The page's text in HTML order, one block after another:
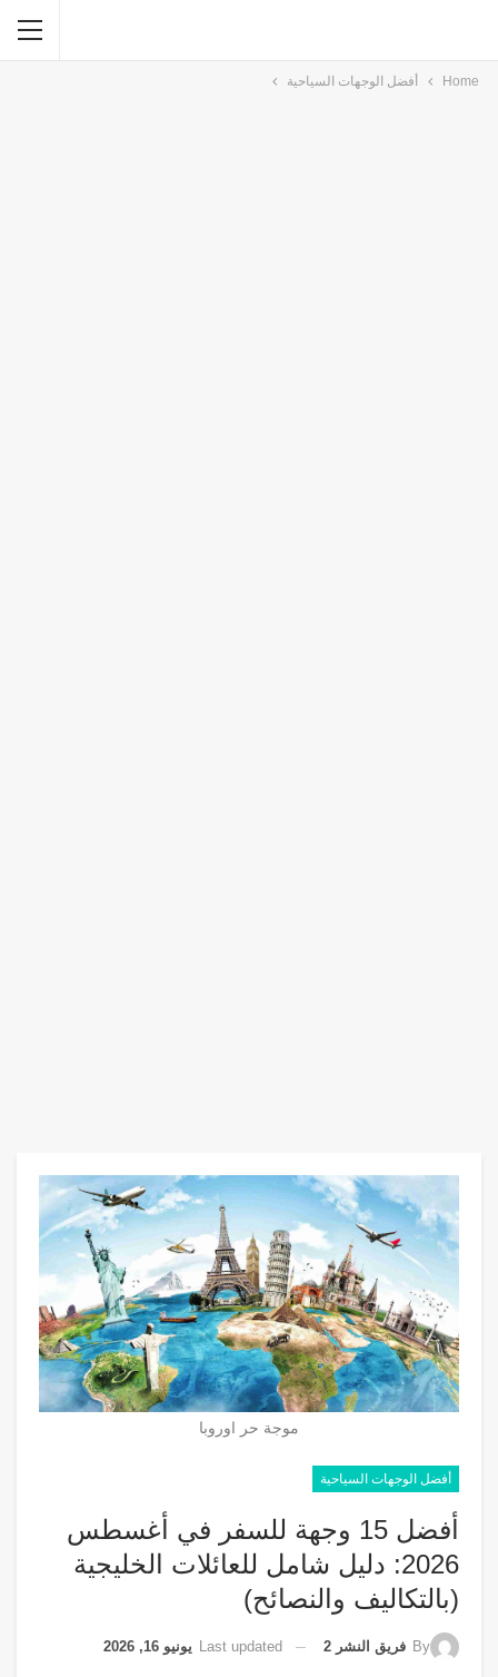
Home أفضل الوجهات السياحية
موجة حر اوروبا
أفضل الوجهات السياحية
أفضل 15 وجهة للسفر في أغسطس
2026: دليل شامل للعائلات الخليجية
(بالتكاليف والنصائح)
By فريق النشر 2 Last updated يونيو 16, 2026